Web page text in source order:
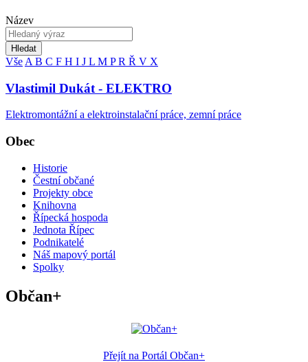
Název
Hledat
Vše A B C F H I J L M PR Ř V X
Vlastimil Dukát - ELEKTRO
Elektromontážní a elektroinstalační práce, zemní práce
Obec
Historie
Čestní občané
Projekty obce
Knihovna
Řípecká hospoda
Jednota Řípec
Podnikatelé
Náš mapový portál
Spolky
Občan+
Přejít na Portál Občan+